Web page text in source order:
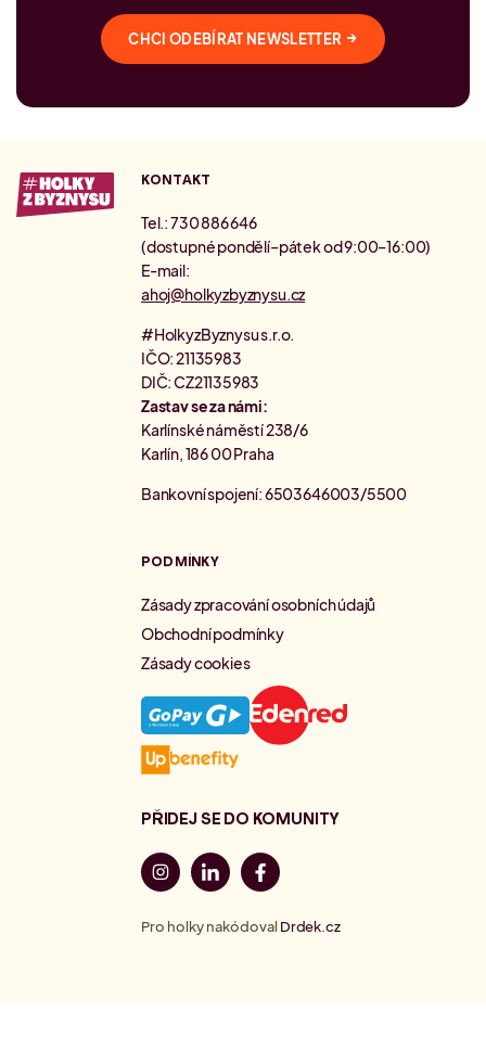
CHCI ODEBÍRAT NEWSLETTER →
KONTAKT
Tel.: 730 886 646
(dostupné pondělí–pátek od 9:00–16:00)
E-mail:
ahoj@holkyzbyznysu.cz
#HolkyzByznysu s.r.o.
IČO: 21135983
DIČ: CZ21135983
Zastav se za námi:
Karlínské náměstí 238/6
Karlín, 186 00 Praha
Bankovní spojení: 6503646003/5500
PODMÍNKY
Zásady zpracování osobních údajů
Obchodní podmínky
Zásady cookies
PŘIDEJ SE DO KOMUNITY
Pro holky nakódovalDrdek.cz